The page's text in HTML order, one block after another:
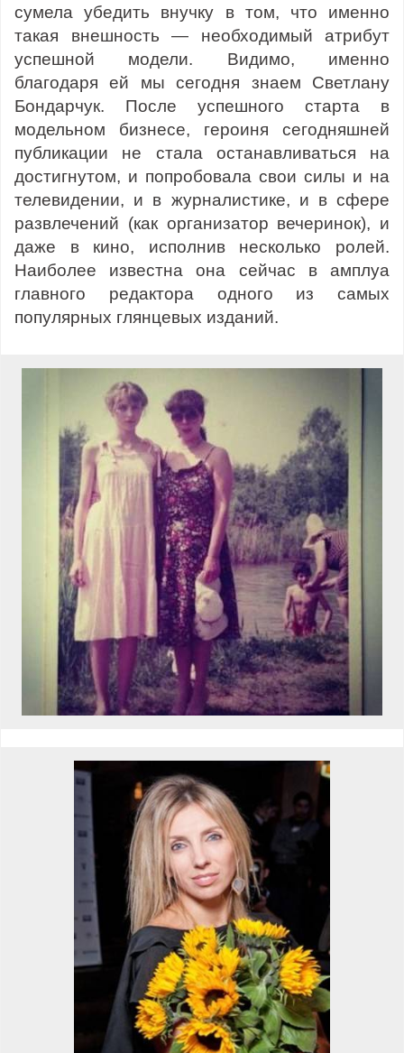
сумела убедить внучку в том, что именно
такая внешность — необходимый атрибут
успешной модели. Видимо, именно
благодаря ей мы сегодня знаем Светлану
Бондарчук. После успешного старта в
модельном бизнесе, героиня сегодняшней
публикации не стала останавливаться на
достигнутом, и попробовала свои силы и на
телевидении, и в журналистике, и в сфере
развлечений (как организатор вечеринок), и
даже в кино, исполнив несколько ролей.
Наиболее известна она сейчас в амплуа
главного редактора одного из самых
популярных глянцевых изданий.